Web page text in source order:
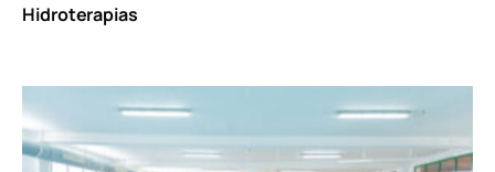
Hidroterapias